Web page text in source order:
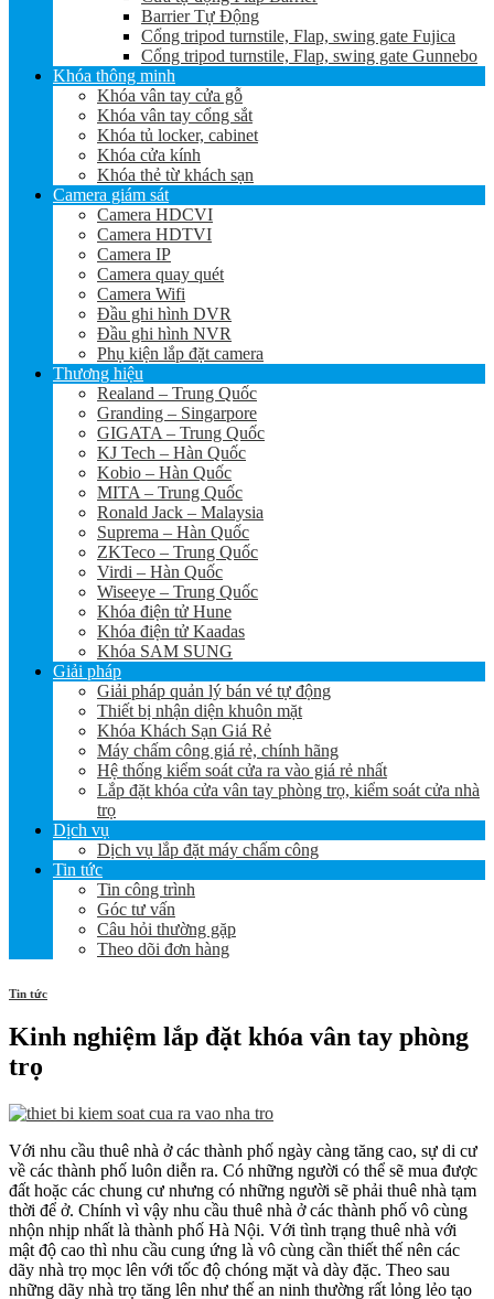
Barrier Tự Động
Cổng tripod turnstile, Flap, swing gate Fujica
Cổng tripod turnstile, Flap, swing gate Gunnebo
Khóa thông minh
Khóa vân tay cửa gỗ
Khóa vân tay cổng sắt
Khóa tủ locker, cabinet
Khóa cửa kính
Khóa thẻ từ khách sạn
Camera giám sát
Camera HDCVI
Camera HDTVI
Camera IP
Camera quay quét
Camera Wifi
Đầu ghi hình DVR
Đầu ghi hình NVR
Phụ kiện lắp đặt camera
Thương hiệu
Realand – Trung Quốc
Granding – Singarpore
GIGATA – Trung Quốc
KJ Tech – Hàn Quốc
Kobio – Hàn Quốc
MITA – Trung Quốc
Ronald Jack – Malaysia
Suprema – Hàn Quốc
ZKTeco – Trung Quốc
Virdi – Hàn Quốc
Wiseeye – Trung Quốc
Khóa điện tử Hune
Khóa điện tử Kaadas
Khóa SAM SUNG
Giải pháp
Giải pháp quản lý bán vé tự động
Thiết bị nhận diện khuôn mặt
Khóa Khách Sạn Giá Rẻ
Máy chấm công giá rẻ, chính hãng
Hệ thống kiểm soát cửa ra vào giá rẻ nhất
Lắp đặt khóa cửa vân tay phòng trọ, kiểm soát cửa nhà
trọ
Dịch vụ
Dịch vụ lắp đặt máy chấm công
Tin tức
Tin công trình
Góc tư vấn
Câu hỏi thường gặp
Theo dõi đơn hàng
Tin tức
Kinh nghiệm lắp đặt khóa vân tay phòng
trọ
Với nhu cầu thuê nhà ở các thành phố ngày càng tăng cao, sự di cư
về các thành phố luôn diễn ra. Có những người có thể sẽ mua được
đất hoặc các chung cư nhưng có những người sẽ phải thuê nhà tạm
thời để ở. Chính vì vậy nhu cầu thuê nhà ở các thành phố vô cùng
nhộn nhịp nhất là thành phố Hà Nội. Với tình trạng thuê nhà với
mật độ cao thì nhu cầu cung ứng là vô cùng cần thiết thế nên các
dãy nhà trọ mọc lên với tốc độ chóng mặt và dày đặc. Theo sau
những dãy nhà trọ tăng lên như thế an ninh thường rất lỏng lẻo tạo